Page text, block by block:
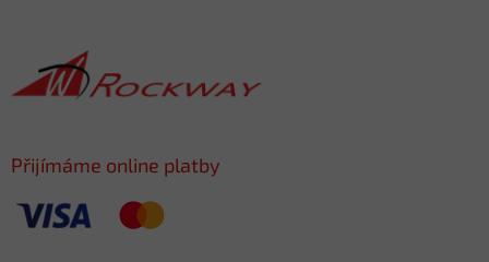
Přijímáme online platby